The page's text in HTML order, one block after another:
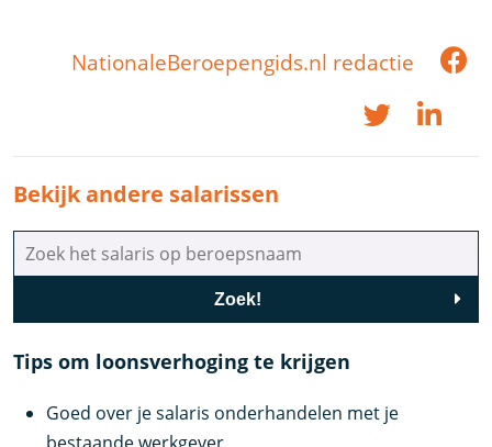
NationaleBeroepengids.nl redactie
Bekijk andere salarissen
Zoek!
Tips om loonsverhoging te krijgen
Goed over je salaris onderhandelen met je